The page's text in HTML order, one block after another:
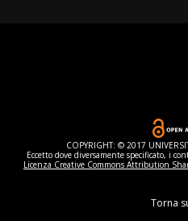
COPYRIGHT: © 2017
Eccetto dove diversamente specificato, i
Licenza Creative Commons Attribution
Torna